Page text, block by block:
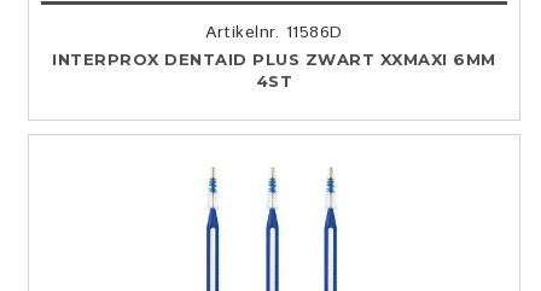
Artikelnr. 11586D
INTERPROX DENTAID PLUS ZWART XXMAXI 6MM
4ST